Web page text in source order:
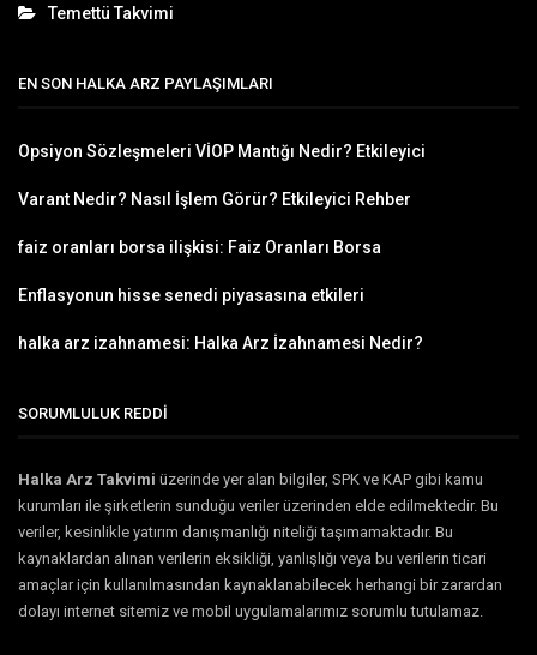
Temettü Takvimi
EN SON HALKA ARZ PAYLAŞIMLARI
Opsiyon Sözleşmeleri VİOP Mantığı Nedir? Etkileyici
Varant Nedir? Nasıl İşlem Görür? Etkileyici Rehber
faiz oranları borsa ilişkisi: Faiz Oranları Borsa
Enflasyonun hisse senedi piyasasına etkileri
halka arz izahnamesi: Halka Arz İzahnamesi Nedir?
SORUMLULUK REDDİ
Halka Arz Takvimi üzerinde yer alan bilgiler, SPK ve KAP gibi kamu
kurumları ile şirketlerin sunduğu veriler üzerinden elde edilmektedir. Bu
veriler, kesinlikle yatırım danışmanlığı niteliği taşımamaktadır. Bu
kaynaklardan alınan verilerin eksikliği, yanlışlığı veya bu verilerin ticari
amaçlar için kullanılmasından kaynaklanabilecek herhangi bir zarardan
dolayı internet sitemiz ve mobil uygulamalarımız sorumlu tutulamaz.